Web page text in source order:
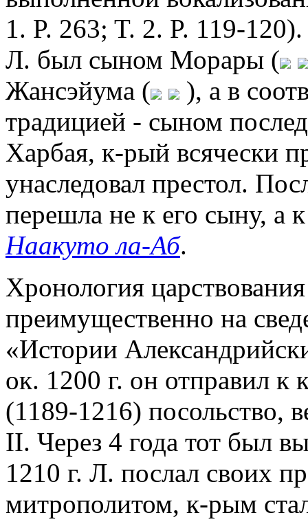
1. P. 263; T. 2. P. 119-
Л. был сыном Морары (
Жансэйума (
), а в
традицией - сыном
Харбая, к-рый всячески
унаследовал престол.
перешла не к его сыну, а
Наакуто ла-Аб.
Хронология
преимущественно на
«Истории
ок. 1200 г. он отправил к
(1189-1216) посольство,
II. Через 4 года тот был
1210 г. Л. послал своих
митрополитом, к-рым